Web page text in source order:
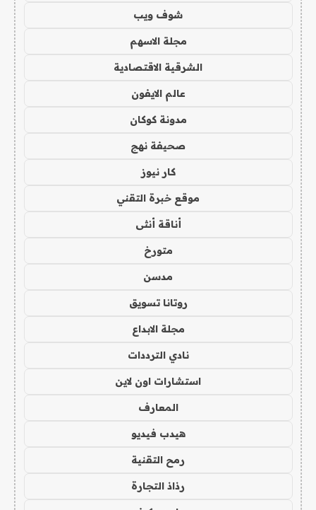
شوف ويب
مجلة الاسهم
الشرقية الاقتصادية
عالم الايفون
مدونة كوكان
صحيفة نهج
كار نيوز
موقع خبرة التقني
أناقة أنثى
متورخ
مدسن
روتانا تسويق
مجلة الابداع
نادي الترددات
استشارات اون لاين
المعارف
هيدب فيديو
رمح التقنية
رذاذ التجارة